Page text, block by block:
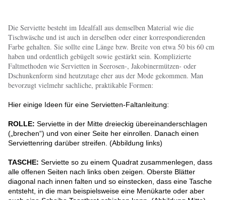
Die Serviette besteht im Idealfall aus demselben Material wie die
Tischwäsche und ist auch in derselben oder einer korrespondierenden
Farbe gehalten. Sie sollte eine Länge bzw. Breite von etwa 50 bis 60 cm
haben und ordentlich gebügelt sowie gestärkt sein. Komplizierte
Faltmethoden wie Servietten in Seerosen-, Jakobinermützen- oder
Dschunkenform sind heutzutage eher aus der Mode gekommen. Man
bevorzugt vielmehr sachliche, praktikable Formen:
Hier einige Ideen für eine Servietten-Faltanleitung:
ROLLE: Serviette in der Mitte dreieckig übereinanderschlagen
(„brechen“) und von einer Seite her einrollen. Danach einen
Serviettenring darüber streifen. (Abbildung links)
TASCHE: Serviette so zu einem Quadrat zusammenlegen, dass
alle offenen Seiten nach links oben zeigen. Oberste Blätter
diagonal nach innen falten und so einstecken, dass eine Tasche
entsteht, in die man beispielsweise eine Menükarte oder aber